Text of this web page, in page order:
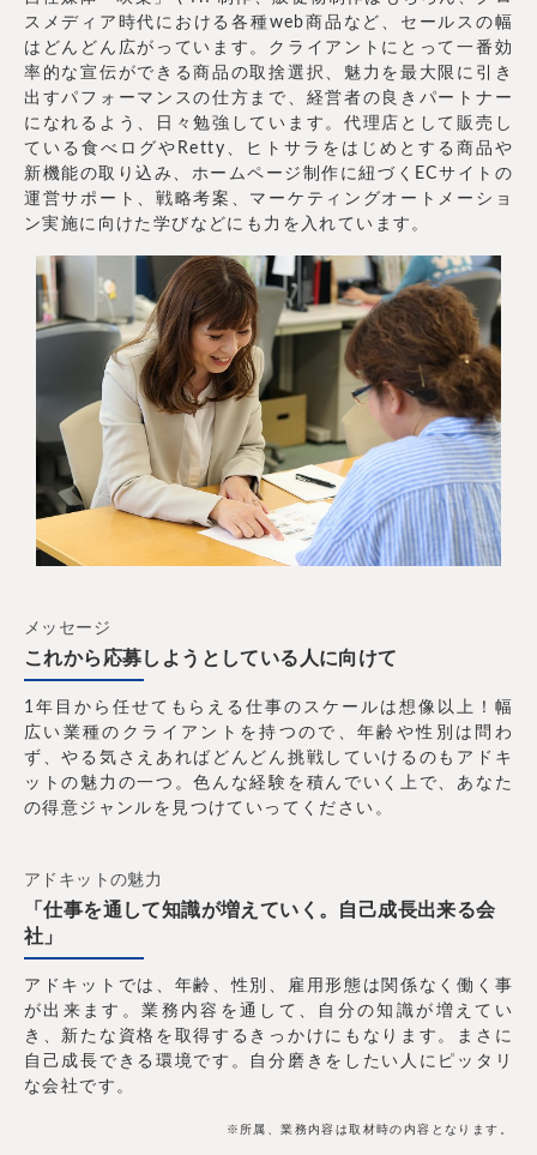
スメディア時代における各種web商品など、セールスの幅
はどんどん広がっています。クライアントにとって一番効
率的な宣伝ができる商品の取捨選択、魅力を最大限に引き
出すパフォーマンスの仕方まで、経営者の良きパートナー
になれるよう、日々勉強しています。代理店として販売し
ている食べログやRetty、ヒトサラをはじめとする商品や
新機能の取り込み、ホームページ制作に紐づくECサイトの
運営サポート、戦略考案、マーケティングオートメーショ
ン実施に向けた学びなどにも力を入れています。
メッセージ
これから応募しようとしている人に向けて
1年目から任せてもらえる仕事のスケールは想像以上！幅
広い業種のクライアントを持つので、年齢や性別は問わ
ず、やる気さえあればどんどん挑戦していけるのもアドキ
ットの魅力の一つ。色んな経験を積んでいく上で、あなた
の得意ジャンルを見つけていってください。
アドキットの魅力
「仕事を通して知識が増えていく。自己成長出来る会
社」
アドキットでは、年齢、性別、雇用形態は関係なく働く事
が出来ます。業務内容を通して、自分の知識が増えてい
き、新たな資格を取得するきっかけにもなります。まさに
自己成長できる環境です。自分磨きをしたい人にピッタリ
な会社です。
※所属、業務内容は取材時の内容となります。